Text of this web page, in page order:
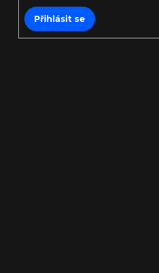
Přihlásit se